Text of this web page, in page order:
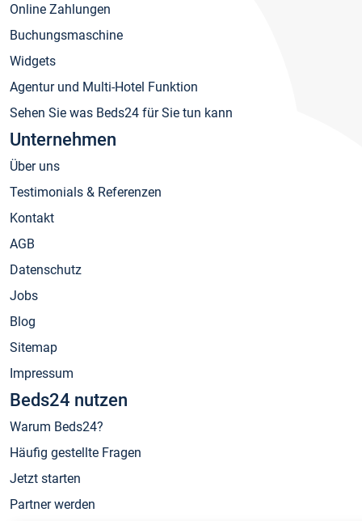
Online Zahlungen
Buchungsmaschine
Widgets
Agentur und Multi-Hotel Funktion
Sehen Sie was Beds24 für Sie tun kann
Unternehmen
Über uns
Testimonials & Referenzen
Kontakt
AGB
Datenschutz
Jobs
Blog
Sitemap
Impressum
Beds24 nutzen
Warum Beds24?
Häufig gestellte Fragen
Jetzt starten
Partner werden